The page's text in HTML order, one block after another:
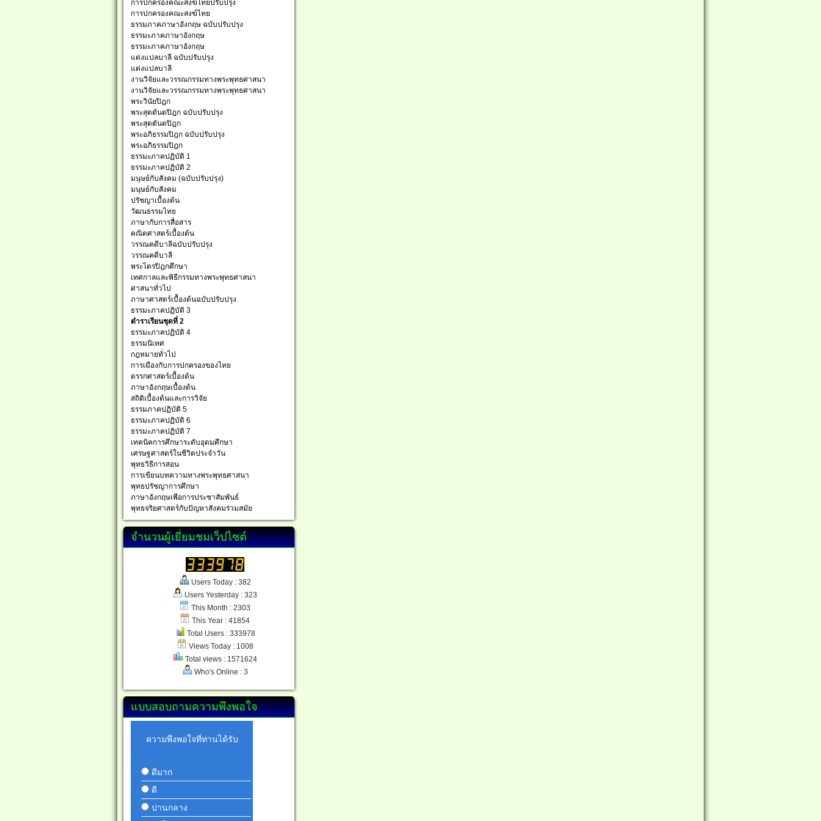
การปกครองคณะสงฆ์ไทยปรับปรุง
การปกครองคณะสงฆ์ไทย
ธรรมภาคภาษาอังกฤษ ฉบับปรับปรุง
ธรรมะภาคภาษาอังกฤษ
ธรรมะภาคภาษาอังกฤษ
แต่งแปลบาลี ฉบับปรับปรุง
แต่งแปลบาลี
งานวิจัยและวรรณกรรมทางพระพุทธศาสนา
งานวิจัยและวรรณกรรมทางพระพุทธศาสนา
พระวินัยปิฎก
พระสุตตันตปิฎก ฉบับปรับปรุง
พระสุตตันตปิฎก
พระอภิธรรมปิฎก ฉบับปรับปรุง
พระอภิธรรมปิฎก
ธรรมะภาคปฏิบัติ 1
ธรรมะภาคปฏิบัติ 2
มนุษย์กับสังคม (ฉบับปรับปรุง)
มนุษย์กับสังคม
ปรัชญาเบื้องต้น
วัฒนธรรมไทย
ภาษากับการสื่อสาร
คณิตศาสตร์เบื้องต้น
วรรณคดีบาลีฉบับปรับปรุง
วรรณคดีบาลี
พระไตรปิฎกศึกษา
เทศกาลและพิธีกรรมทางพระพุทธศาสนา
ศาสนาทั่วไป
ภาษาศาสตร์เบื้องต้นฉบับปรับปรุง
ธรรมะภาคปฏิบัติ 3
ตำราเรียนชุดที่ 2
ธรรมะภาคปฏิบัติ 4
ธรรมนิเทศ
กฎหมายทั่วไป
การเมืองกับการปกครองของไทย
ตรรกศาสตร์เบื้องต้น
ภาษาอังกฤษเบื้องต้น
สถิติเบื้องต้นและการวิจัย
ธรรมภาคปฏิบัติ 5
ธรรมะภาคปฏิบัติ 6
ธรรมะภาคปฏิบัติ 7
เทคนิคการศึกษาระดับอุดมศึกษา
เศรษฐศาสตร์ในชีวิตประจำวัน
พุทธวิธีการสอน
การเขียนบทความทางพระพุทธศาสนา
พุทธปรัชญาการศึกษา
ภาษาอังกฤษเพือการประชาสัมพันธ์
พุทธจริยศาสตร์กับปัญหาสังคมร่วมสมัย
จำนวนผู้เยี่ยมชมเว็ปไซต์
Users Today : 382
Users Yesterday : 323
This Month : 2303
This Year : 41854
Total Users : 333978
Views Today : 1008
Total views : 1571624
Who's Online : 3
แบบสอบถามความพึงพอใจ
ความพึงพอใจที่ท่านได้รับ
ดีมาก
ดี
ปานกลาง